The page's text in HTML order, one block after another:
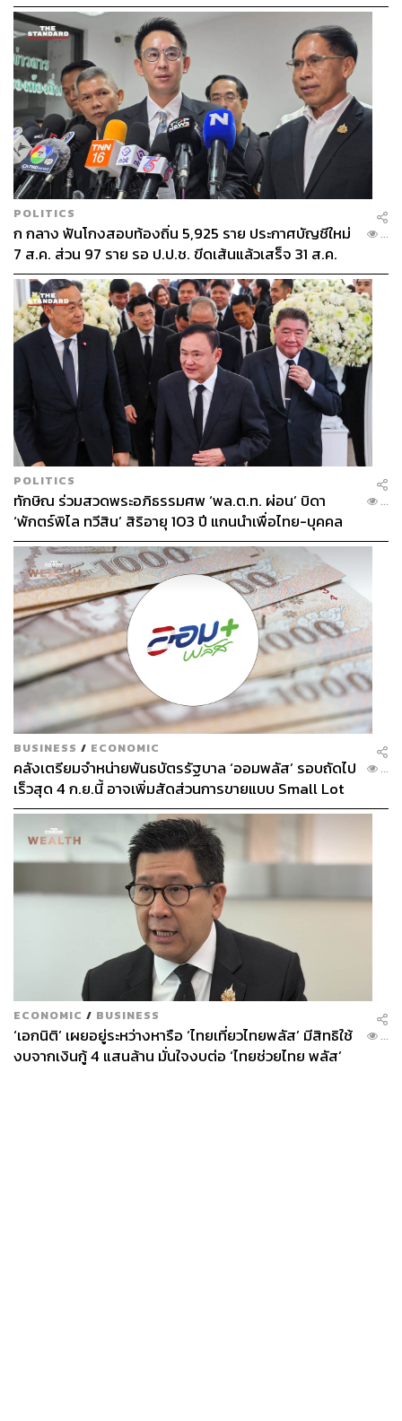
POLITICS
ก กลาง ฟันโกงสอบท้องถิ่น 5,925 ราย ประกาศบัญชีใหม่
7 ส.ค. ส่วน 97 ราย รอ ป.ป.ช. ขีดเส้นแล้วเสร็จ 31 ส.ค.
...
POLITICS
ทักษิณ ร่วมสวดพระอภิธรรมศพ ‘พล.ต.ท. ผ่อน’ บิดา
‘พักตร์พิไล ทวีสิน’ สิริอายุ 103 ปี แกนนำเพื่อไทย-บุคคล
หลากวงการร่วมอาลัย
...
BUSINESS / ECONOMIC
คลังเตรียมจำหน่ายพันธบัตรรัฐบาล ‘ออมพลัส’ รอบถัดไป
เร็วสุด 4 ก.ย.นี้ อาจเพิ่มสัดส่วนการขายแบบ Small Lot
First มากขึ้น
...
ECONOMIC / BUSINESS
‘เอกนิติ’ เผยอยู่ระหว่างหารือ ‘ไทยเที่ยวไทยพลัส’ มีสิทธิใช้
งบจากเงินกู้ 4 แสนล้าน มั่นใจงบต่อ ‘ไทยช่วยไทย พลัส’
...